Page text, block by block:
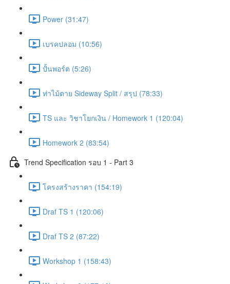
Power (31:47)
เบรคปลอม (10:56)
ปั้นพอร์ต (5:26)
ท่าไม้ตาย Sideway Split / สรุป (78:33)
TS และ วิชาโยกเงิน / Homework 1 (120:04)
Homework 2 (83:54)
Trend Specification รอบ 1 - Part 3
โครงสร้างราคา (154:19)
Draf TS 1 (120:06)
Draf TS 2 (87:22)
Workshop 1 (158:43)